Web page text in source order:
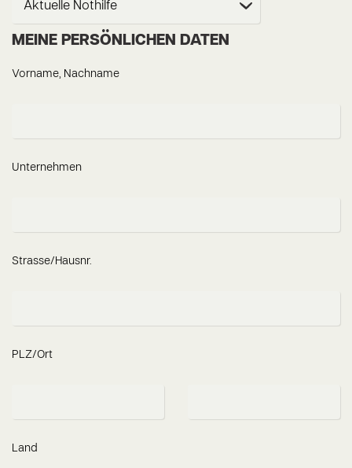
MEINE PERSÖNLICHEN DATEN
Vorname, Nachname
Unternehmen
Strasse/Hausnr.
PLZ/Ort
Land